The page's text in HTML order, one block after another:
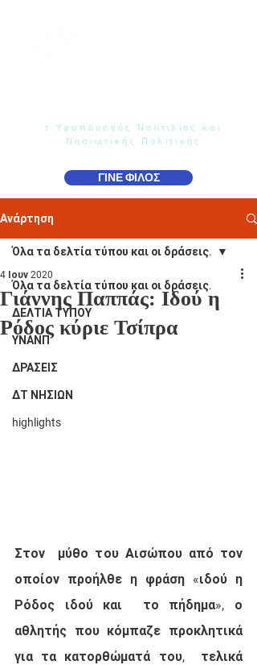
τ.Υφυπουργός Ναυτιλίας και
Νησιωτικής Πολιτικής
ΓΙΝΕ ΦΙΛΟΣ
Ανάρτηση
Όλα τα δελτία τύπου και οι δράσεις.
ΔΕΛΤΙΑ ΤΥΠΟΥ
ΥΝΑΝΠ
ΔΡΑΣΕΙΣ
ΔΤ ΝΗΣΙΩΝ
highlights
Όλα τα δελτία τύπου και οι δράσεις.
Γιάννης Παππάς: Ιδού η
Ρόδος κύριε Τσίπρα
4 Ιουν 2020
Στον  μύθο του Αισώπου από τον
οποίον προήλθε η φράση «ιδού η
Ρόδος ιδού και  το πήδημα», ο
αθλητής που κόμπαζε προκλητικά
για τα κατορθώματά του,  τελικά